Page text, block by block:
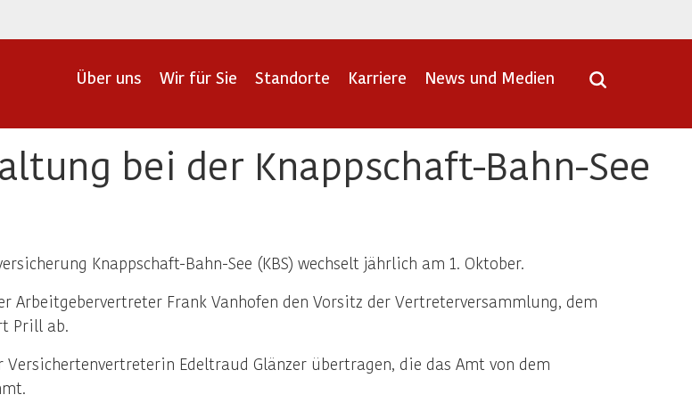
Über uns Wir für Sie Standorte Karriere News und Medien
bei der Knappschaft-Bahn-See
Knappschaft-Bahn-See (KBS) wechselt jährlich am 1. Oktober.
Arbeitgebervertreter Frank Vanhofen den Vorsitz der Vertreterversammlung, dem
Prill ab.
Edeltraud Glänzer übertragen, die das Amt von dem